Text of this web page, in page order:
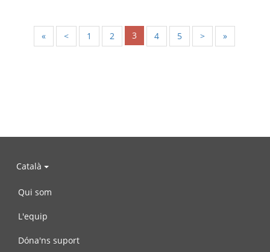
« < 1 2 3 4 5 > »
Català
Qui som
L'equip
Dóna'ns suport